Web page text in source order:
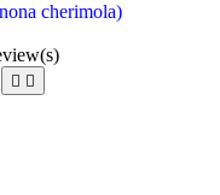
cherimola)
 